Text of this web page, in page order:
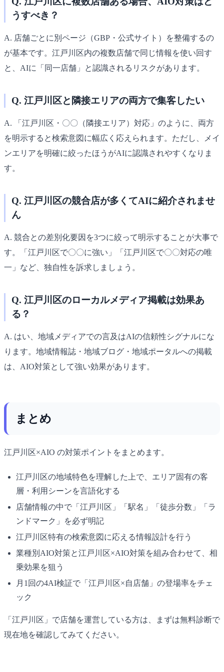
うすべき？
A. 店舗ごとに別ページ（GBP・公式サイト）を整備するの
が基本です。江戸川区内の複数店舗で同じ情報を使い回す
と、AIに「同一店舗」と認識されるリスクがあります。
Q. 江戸川区と隣接エリアの両方で集客したい
A. 「江戸川区・〇〇（隣接エリア）対応」のように、両方
を明示すると検索意図に幅広く応えられます。ただし、メイ
ンエリアを明確に絞ったほうがAIに認識されやすくなりま
す。
Q. 江戸川区の競合店が多くてAIに紹介されませ
ん
A. 競合との差別化要因を3つに絞って明示することが大事で
す。「江戸川区で〇〇に強い」「江戸川区で〇〇対応の唯
一」など、独自性を訴求しましょう。
Q. 江戸川区のローカルメディア掲載は効果あ
る？
A. はい、地域メディアでの言及はAIの信頼性シグナルにな
ります。地域情報誌・地域ブログ・地域ポータルへの掲載
は、AIO対策として強い効果があります。
まとめ
江戸川区×AIO の対策ポイントをまとめます。
江戸川区の地域特色を理解した上で、エリア固有の客
層・利用シーンを言語化する
店舗情報の中で「江戸川区」「駅名」「徒歩分数」「ラ
ンドマーク」を必ず明記
江戸川区特有の検索意図に応える情報設計を行う
業種別AIO対策と江戸川区×AIO対策を組み合わせて、相
乗効果を狙う
月1回の4AI検証で「江戸川区×自店舗」の登場率をチェ
ック
「江戸川区」で店舗を運営している方は、まずは無料診断で
現在地を確認してみてください。